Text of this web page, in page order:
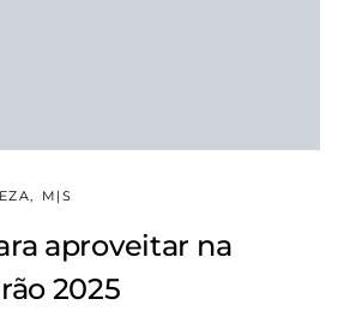
M|S
aproveitar na
2025